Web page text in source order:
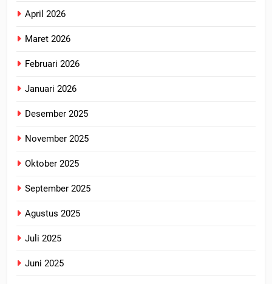
April 2026
Maret 2026
Februari 2026
Januari 2026
Desember 2025
November 2025
Oktober 2025
September 2025
Agustus 2025
Juli 2025
Juni 2025